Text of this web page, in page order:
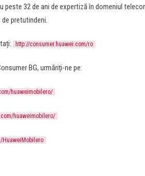
peste 32 de ani de expertiză în domeniul
pretutindeni.
http://consumer.huawei.com/ro
BG, urmăriți-ne pe:
huaweimobilero/
huaweimobilero/
HuaweiMobilero